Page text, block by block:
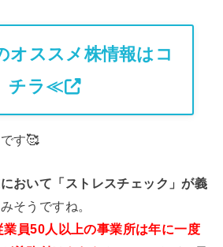
ススメ株情報はコ
チラ≪
す🥰
おいて「ストレスチェック」が義
そうですね。
業員50人以上の事業所は年に一度